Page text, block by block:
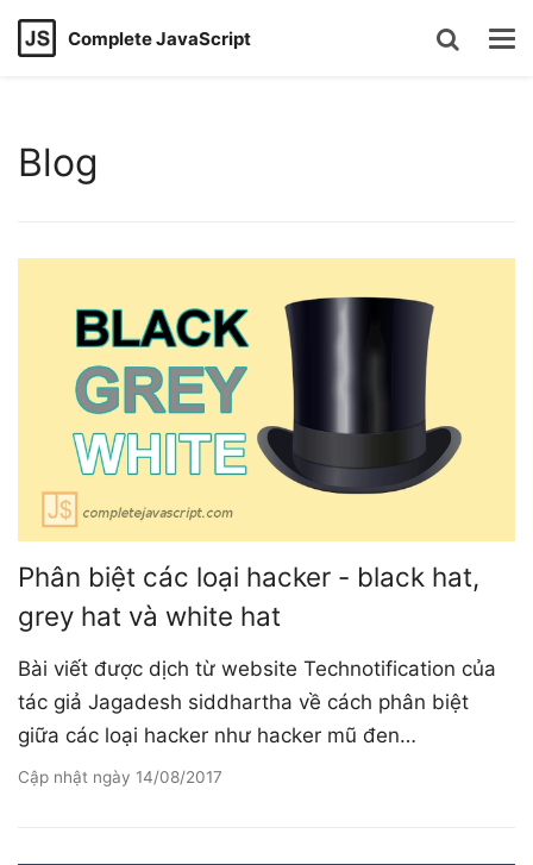
Complete JavaScript
Blog
Phân biệt các loại hacker - black hat,
grey hat và white hat
Bài viết được dịch từ website Technotification của
tác giả Jagadesh siddhartha về cách phân biệt
giữa các loại hacker như hacker mũ đen…
Cập nhật ngày 14/08/2017